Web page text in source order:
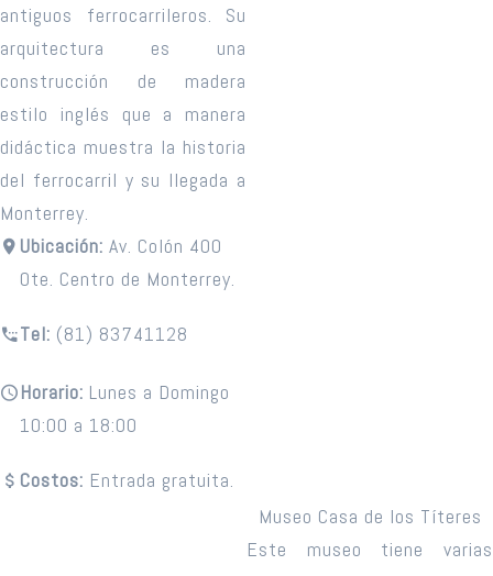
antiguos ferrocarrileros. Su
arquitectura es una
construcción de madera
estilo inglés que a manera
didáctica muestra la historia
del ferrocarril y su llegada a
Monterrey.
Ubicación: Av. Colón 400
Ote. Centro de Monterrey.
Tel: (81) 83741128
Horario: Lunes a Domingo
10:00 a 18:00
Costos: Entrada gratuita.
Museo Casa de los Títeres
Este museo tiene varias